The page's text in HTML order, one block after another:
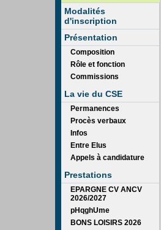
Modalités
d'inscription
Présentation
Composition
Rôle et fonction
Commissions
La vie du CSE
Permanences
Procès verbaux
Infos
Entre Elus
Appels à candidature
Prestations
EPARGNE CV ANCV
2026/2027
pHqghUme
BONS LOISIRS 2026